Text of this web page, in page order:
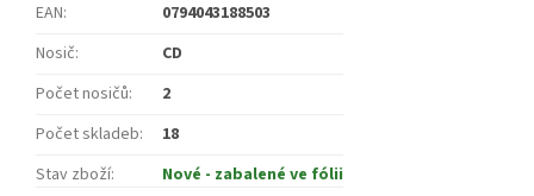
EAN:
0794043188503
Nosič:
CD
Počet nosičů:
2
Počet skladeb:
18
Stav zboží: Nové - zabalené ve fólii